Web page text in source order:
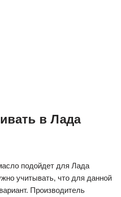
в Лада
подойдет для Лада
учитывать, что для данной
Производитель